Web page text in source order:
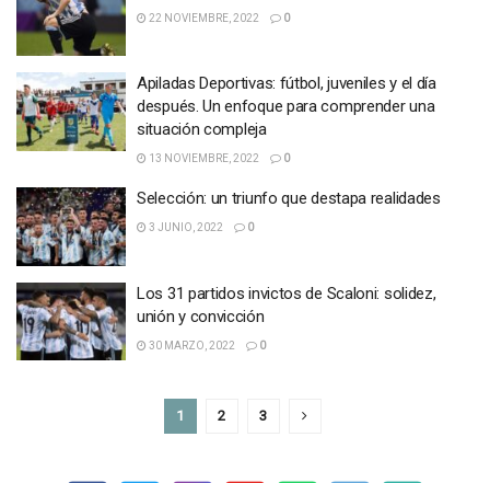
22 NOVIEMBRE, 2022 0
Apiladas Deportivas: fútbol, juveniles y el día
después. Un enfoque para comprender una
situación compleja
13 NOVIEMBRE, 2022 0
Selección: un triunfo que destapa realidades
3 JUNIO, 2022 0
Los 31 partidos invictos de Scaloni: solidez,
unión y convicción
30 MARZO, 2022 0
1 2 3